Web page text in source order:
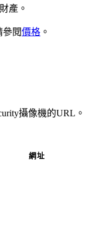
產。
閱價格 。
攝像機的URL。
網址